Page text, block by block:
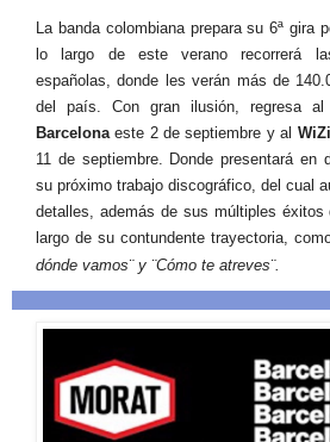
La banda colombiana prepara su 6ª gira
lo largo de este verano recorrerá
españolas, donde les verán más de
del país. Con gran ilusión, regresa al
Barcelonaeste 2 de septiembre y al
11 de septiembre. Donde presentará en
su próximo trabajo discográfico, del cual
detalles, además de sus múltiples éxitos
largo de su contundente trayectoria,
dónde vamos¨ y ¨Cómo te atreves¨.